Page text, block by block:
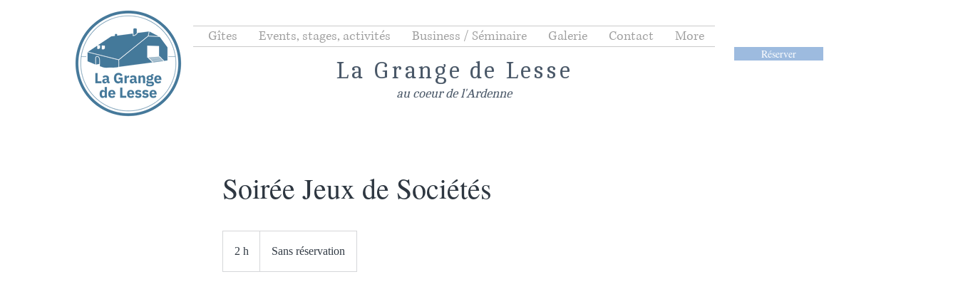
Gîtes Events, stages, activités Business / Séminaire Galerie Contact More
La Grange de Lesse
au coeur de l'Ardenne
Réserver
Soirée Jeux de Sociétés
2 h Sans réservation